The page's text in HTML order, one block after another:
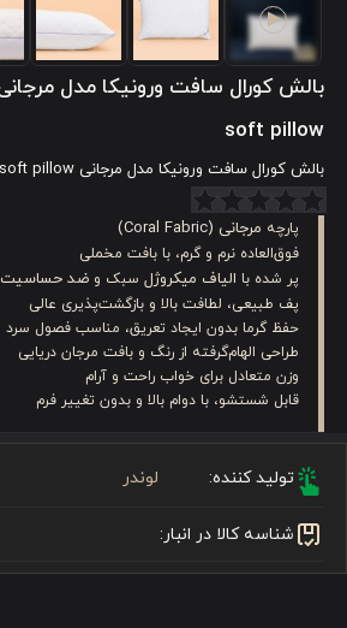
soft pillow
بالش کورال سافت ورونیکا مدل مرجانی Veronica coral soft pillow
پارچه مرجانی (Coral Fabric)
فوق‌العاده نرم و گرم، با بافت مخملی
پر شده با الیاف میکروژل سبک وضد حساسیت
پف طبیعی، لطافت بالا و بازگشت‌پذیری عالی
حفظ گرما بدون ایجاد تعریق، مناسب فصول سرد
طراحی الهام‌گرفته از رنگ و بافت مرجان دریایی
وزن متعادل برای خواب راحت و آرام
قابل شستشو، با دوام بالا و بدون تغییر فرم
تولید کننده: لوندر
شناسه کالا در انبار: